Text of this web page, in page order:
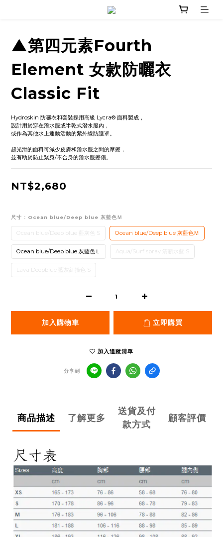
▲第四元素Fourth
Element 女款防曬衣
Classic Fit
Hydroskin 防曬衣和套裝採用高級 Lycra® 面料製成，
設計用於穿在潛水服或半乾式潛水服內，
或作為其他水上運動活動的紫外線防護罩。
超光滑的面料可減少皮膚和潛水服之間的摩擦，
並有助於防止緊身/不合身的潛水服擦傷。
NT$2,680
尺寸 : Ocean blue/Deep blue 灰藍色Ｍ
Ocean blue/Deep blue 藍灰色 S Ocean blue/Deep blue 灰藍色Ｍ
Ocean blue/Deep blue 灰藍色Ｌ Aqua/Surf spray 清新水藍 S
Lava Deepblue 藍灰紅撞色 S
加入購物車 立即購買
加入追蹤清單
分享到
商品描述 了解更多
送貨及付
款方式
顧客評價